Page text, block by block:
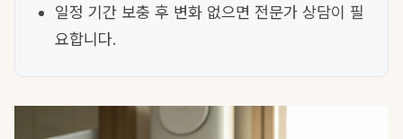
일정 기간 보충 후 변화 없으면 전문가 상담이 필
요합니다.